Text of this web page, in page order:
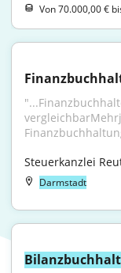
Von 70.000,00 €
Steuerkanzlei
Darmstadt